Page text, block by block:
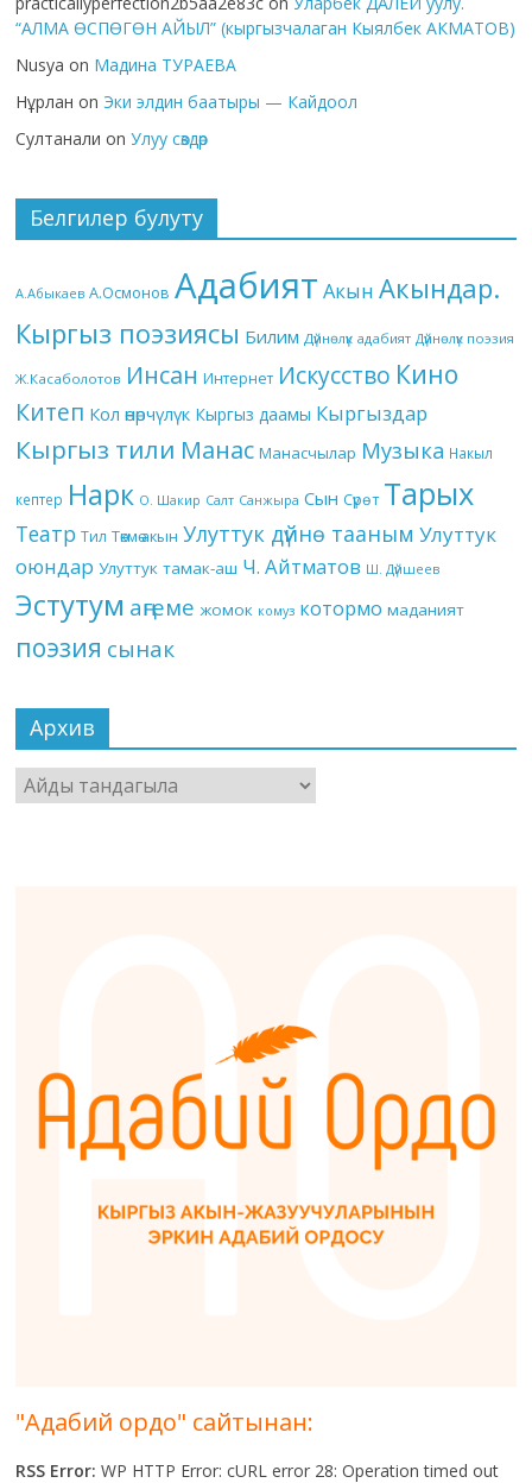
“АЛМА ӨСПӨГӨН АЙЫЛ” (кыргызчалаган Кыялбек АКМАТОВ)
Nusya on Мадина ТУРАЕВА
Нұрлан on Эки элдин баатыры — Кайдоол
Султанали onУлуу сөздөр
Белгилер булуту
А.Абыкаев А.Осмонов Адабият Акын Акындар.
Кыргыз поэзиясы Билим Дүйнөлүк адабият Дүйнөлүк поэзия
Ж.Касаболотов Инсан Интернет Искусство Кино
Китеп Кол өнөрчүлүк Кыргыз даамы Кыргыздар
Кыргыз тили Манас Манасчылар Музыка Накыл
кептер Нарк О. Шакир Салт Санжыра Сын Сүрөт Тарых
Театр Тил Төкмө акын Улуттук дүйнө тааным Улуттук
оюндар Улуттук тамак-аш Ч. Айтматов Ш. Дүйшеев
Эстутум аңгеме жомок комуз котормо маданият
поэзия сынак
Архив
Архив
"Адабий ордо" сайтынан:
RSS Error: WP HTTP Error: cURL error 28: Operation timed out